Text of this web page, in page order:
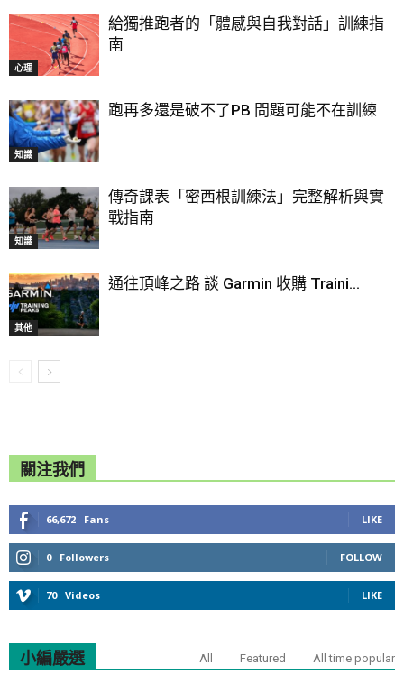
心理
給獨推跑者的「體感與自我對話」訓練指
南
知識
跑再多還是破不了PB 問題可能不在訓練
知識
傳奇課表「密西根訓練法」完整解析與實
戰指南
其他
通往頂峰之路 談 Garmin 收購 Traini...
關注我們
66,672 Fans LIKE
0 Followers FOLLOW
70 Videos LIKE
小編嚴選 All Featured All time popular